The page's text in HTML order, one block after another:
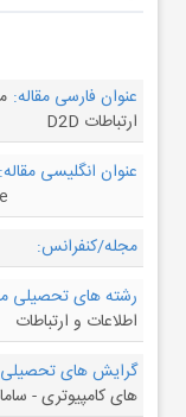
عنوان فارسی مقاله:
ارتباطات D2D
عنوان انگلیسی مقاله:
مجله/کنفرانس:
رشته های تحصیلی
اطلاعات و ارتباطات
گرایش های
های کامپیوتری -